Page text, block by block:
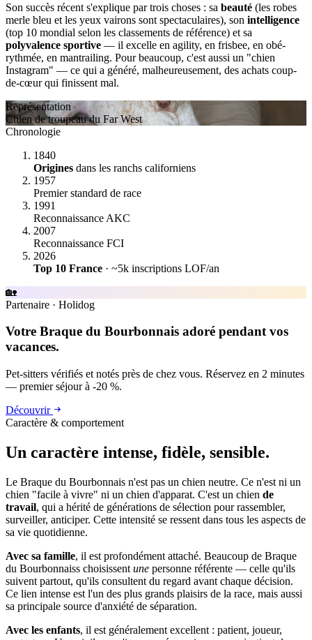
Son succès récent s'explique par trois choses : sa beauté (les robes
merle bleu et les yeux vairons sont spectaculaires), son intelligence
(top 10 mondial selon les classements de référence) et sa
polyvalence sportive — il excelle en agility, en frisbee, en obé-
rythmée, en mantrailing. Pour beaucoup, c'est aussi un "chien
Instagram" — ce qui a généré, malheureusement, des achats coup-
de-cœur qui finissent mal.
Représentation
Chien de troupeau du Far West
Chronologie
1840
Origines dans les ranchs californiens
1957
Premier standard de race
1991
Reconnaissance AKC
2007
Reconnaissance FCI
2026
Top 10 France · ~5k inscriptions LOF/an
🏡
Partenaire · Holidog
Votre Braque du Bourbonnais adoré pendant vos
vacances.
Pet-sitters vérifiés et notés près de chez vous. Réservez en 2 minutes
— premier séjour à -20 %.
Découvrir
Caractère & comportement
Un caractère intense, fidèle, sensible.
Le Braque du Bourbonnais n'est pas un chien neutre. Ce n'est ni un
chien "facile à vivre" ni un chien d'apparat. C'est un chien de
travail, qui a hérité de générations de sélection pour rassembler,
surveiller, anticiper. Cette intensité se ressent dans tous les aspects de
sa vie quotidienne.
Avec sa famille, il est profondément attaché. Beaucoup de Braque
du Bourbonnaiss choisissent une personne référente — celle qu'ils
suivent partout, qu'ils consultent du regard avant chaque décision.
Ce lien intense est l'un des plus grands plaisirs de la race, mais aussi
sa principale source d'anxiété de séparation.
Avec les enfants, il est généralement excellent : patient, joueur,